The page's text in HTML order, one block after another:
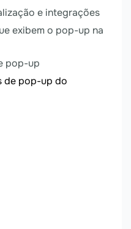
e integrações
exibem o pop-up na
pop-up
de pop-up do